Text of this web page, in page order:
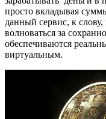
просто вкладывая
данный сервис, к
волноваться за
обеспечиваются
виртуальным.